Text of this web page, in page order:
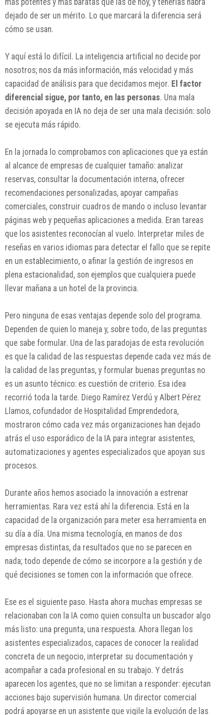
dejado de ser un mérito. Lo que marcará la diferencia será
cómo se usan.
Y aquí está lo difícil. La inteligencia artificial no decide por
nosotros; nos da más información, más velocidad y más
capacidad de análisis para que decidamos mejor. El factor
diferencial sigue, por tanto, en las personas. Una mala
decisión apoyada en IA no deja de ser una mala decisión: solo
se ejecuta más rápido.
En la jornada lo comprobamos con aplicaciones que ya están
al alcance de empresas de cualquier tamaño: analizar
reservas, consultar la documentación interna, ofrecer
recomendaciones personalizadas, apoyar campañas
comerciales, construir cuadros de mando o incluso levantar
páginas web y pequeñas aplicaciones a medida. Eran tareas
que los asistentes reconocían al vuelo. Interpretar miles de
reseñas en varios idiomas para detectar el fallo que se repite
en un establecimiento, o afinar la gestión de ingresos en
plena estacionalidad, son ejemplos que cualquiera puede
llevar mañana a un hotel de la provincia.
Pero ninguna de esas ventajas depende solo del programa.
Dependen de quien lo maneja y, sobre todo, de las preguntas
que sabe formular. Una de las paradojas de esta revolución
es que la calidad de las respuestas depende cada vez más de
la calidad de las preguntas, y formular buenas preguntas no
es un asunto técnico: es cuestión de criterio. Esa idea
recorrió toda la tarde. Diego Ramírez Verdú y Albert Pérez
Llamos, cofundador de Hospitalidad Emprendedora,
mostraron cómo cada vez más organizaciones han dejado
atrás el uso esporádico de la IA para integrar asistentes,
automatizaciones y agentes especializados que apoyan sus
procesos.
Durante años hemos asociado la innovación a estrenar
herramientas. Rara vez está ahí la diferencia. Está en la
capacidad de la organización para meter esa herramienta en
su día a día. Una misma tecnología, en manos de dos
empresas distintas, da resultados que no se parecen en
nada; todo depende de cómo se incorpore a la gestión y de
qué decisiones se tomen con la información que ofrece.
Ese es el siguiente paso. Hasta ahora muchas empresas se
relacionaban con la IA como quien consulta un buscador algo
más listo: una pregunta, una respuesta. Ahora llegan los
asistentes especializados, capaces de conocer la realidad
concreta de un negocio, interpretar su documentación y
acompañar a cada profesional en su trabajo. Y detrás
aparecen los agentes, que no se limitan a responder: ejecutan
acciones bajo supervisión humana. Un director comercial
podrá apoyarse en un asistente que vigile la evolución de las